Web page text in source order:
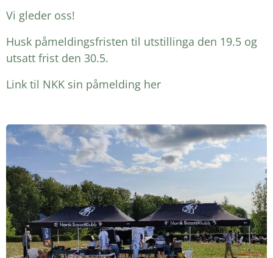
Vi gleder oss!
Husk påmeldingsfristen til utstillinga den 19.5 og
utsatt frist den 30.5.
Link til NKK sin påmelding her